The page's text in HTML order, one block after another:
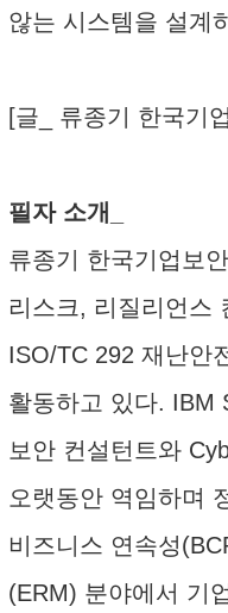
않는 시스템을 설계
[글_ 류종기 한국기
필자 소개_
류종기 한국기업보
리스크, 리질리언스
ISO/TC 292 재난안
활동하고 있다. IBM
보안 컨설턴트와
오랫동안 역임하며
비즈니스 연속성
(ERM) 분야에서 기